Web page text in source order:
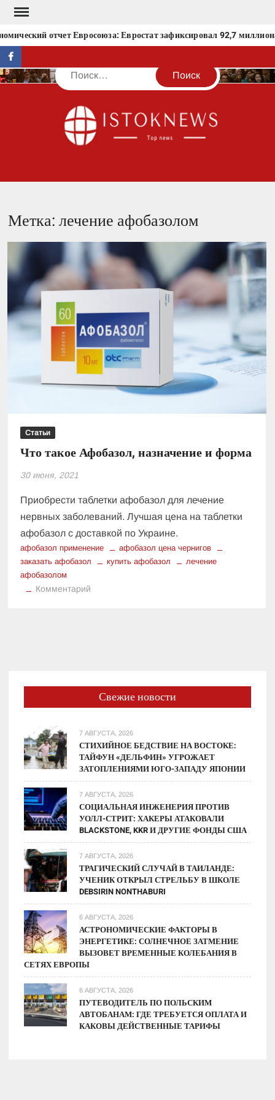
Перейти
содержимомуотчет Евросоюза: Евростат зафиксировал 92,7
facebook
Поиск
Метка:лечение афобазолом
Статьи
Что такое Афобазол, назначение и форма
30 июня, 2021
Приобрести таблетки афобазол для лечение
нервных заболеваний. Лучшая цена на таблетки
афобазол с доставкой по Украине.
афобазол применение
афобазол цена чернигов
заказать афобазол
купить афобазол
лечение
афобазолом
Комментарий
Свежие новости
7 АВГУСТА, 2026
СТИХИЙНОЕ БЕДСТВИЕ НА ВОСТОКЕ:
ТАЙФУН «ДЕЛЬФИН» УГРОЖАЕТ
ЗАТОПЛЕНИЯМИ ЮГО-ЗАПАДУ ЯПОНИИ
7 АВГУСТА, 2026
СОЦИАЛЬНАЯ ИНЖЕНЕРИЯ ПРОТИВ
УОЛЛ-СТРИТ: ХАКЕРЫ АТАКОВАЛИ
BLACKSTONE, KKR И ДРУГИЕ ФОНДЫ США
7 АВГУСТА, 2026
ТРАГИЧЕСКИЙ СЛУЧАЙ В ТАИЛАНДЕ:
УЧЕНИК ОТКРЫЛ СТРЕЛЬБУ В ШКОЛЕ
DEBSIRIN NONTHABURI
6 АВГУСТА, 2026
АСТРОНОМИЧЕСКИЕ ФАКТОРЫ В
ЭНЕРГЕТИКЕ: СОЛНЕЧНОЕ ЗАТМЕНИЕ
ВЫЗОВЕТ ВРЕМЕННЫЕ КОЛЕБАНИЯ В
СЕТЯХ ЕВРОПЫ
6 АВГУСТА, 2026
ПУТЕВОДИТЕЛЬ ПО ПОЛЬСКИМ
АВТОБАНАМ: ГДЕ ТРЕБУЕТСЯ ОПЛАТА И
КАКОВЫ ДЕЙСТВЕННЫЕ ТАРИФЫ